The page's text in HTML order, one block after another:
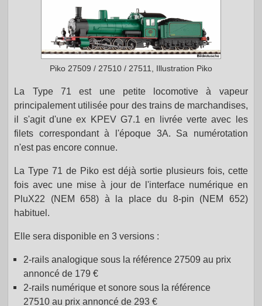
Piko 27509 / 27510 / 27511, Illustration Piko
La Type 71 est une petite locomotive à vapeur
principalement utilisée pour des trains de marchandises,
il s'agit d'une ex KPEV G7.1 en livrée verte avec les
filets correspondant à l'époque 3A. Sa numérotation
n'est pas encore connue.
La Type 71 de Piko est déjà sortie plusieurs fois, cette
fois avec une mise à jour de l'interface numérique en
PluX22 (NEM 658) à la place du 8-pin (NEM 652)
habituel.
Elle sera disponible en 3 versions :
2-rails analogique sous la référence 27509 au prix
annoncé de 179 €
2-rails numérique et sonore sous la référence
27510 au prix annoncé de 293 €